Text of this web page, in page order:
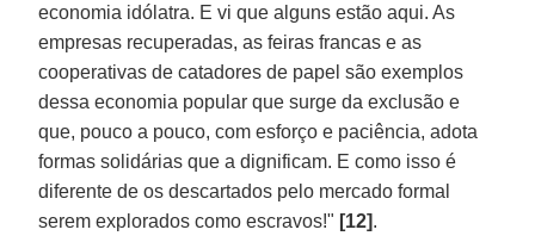
economia idólatra. E vi que alguns estão aqui. As
empresas recuperadas, as feiras francas e as
cooperativas de catadores de papel são exemplos
dessa economia popular que surge da exclusão e
que, pouco a pouco, com esforço e paciência, adota
formas solidárias que a dignificam. E como isso é
diferente de os descartados pelo mercado formal
serem explorados como escravos!" [12].